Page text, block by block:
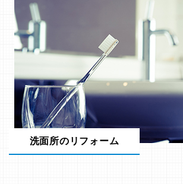
洗面所のリフォーム